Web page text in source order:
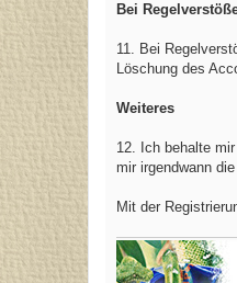
Bei
11. Bei
Löschung des
Weiteres
12. Ich behalte
mir irgendwann
Mit der